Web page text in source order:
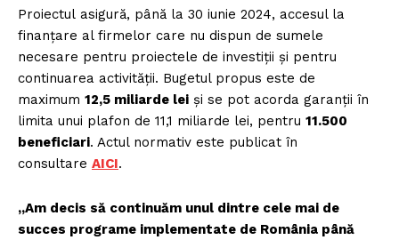
Proiectul asigură, până la 30 iunie 2024, accesul la
finanțare al firmelor care nu dispun de sumele
necesare pentru proiectele de investiții și pentru
continuarea activității. Bugetul propus este de
maximum 12,5 miliarde lei și se pot acorda garanții în
limita unui plafon de 11,1 miliarde lei, pentru 11.500
beneficiari. Actul normativ este publicat în
consultare AICI.
„Am decis să continuăm unul dintre cele mai de
succes programe implementate de România până